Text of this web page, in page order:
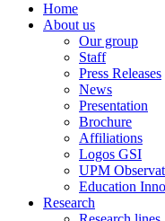
Home
About us
Our group
Staff
Press Releases
News
Presentation
Brochure
Affiliations
Logos GSI
UPM
Education
Research